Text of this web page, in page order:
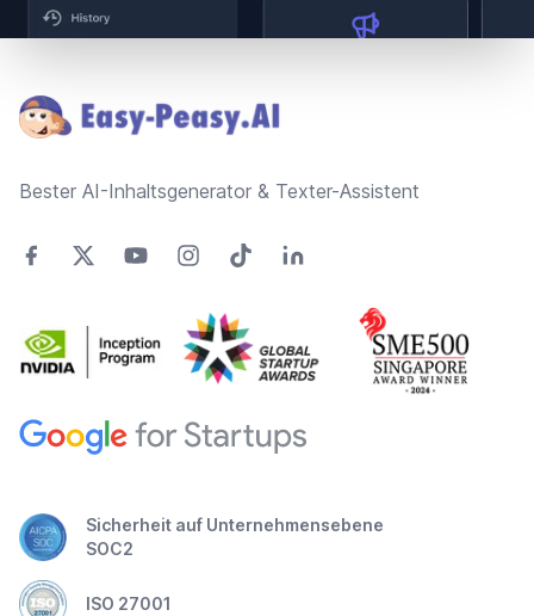
Bester AI-Inhaltsgenerator & Texter-Assistent
Sicherheit auf Unternehmensebene
SOC2
ISO 27001